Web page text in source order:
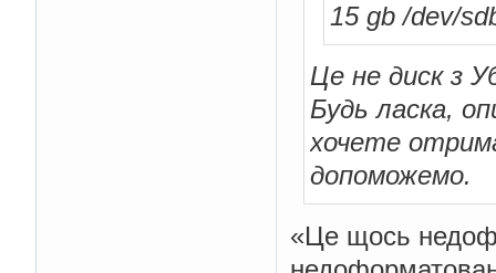
15 gb /dev/
Це не диск з
Будь ласка,
хочете
допоможемо.
«Це щось